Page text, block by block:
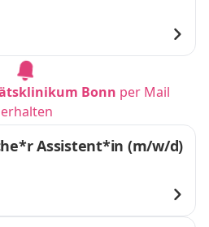
Bonn per Mail
erhalten
Assistent*in (m/w/d)